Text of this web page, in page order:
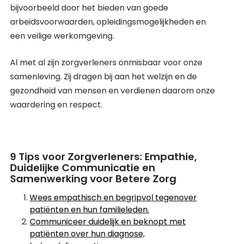
bijvoorbeeld door het bieden van goede
arbeidsvoorwaarden, opleidingsmogelijkheden en
een veilige werkomgeving.
Al met al zijn zorgverleners onmisbaar voor onze
samenleving. Zij dragen bij aan het welzijn en de
gezondheid van mensen en verdienen daarom onze
waardering en respect.
9 Tips voor Zorgverleners: Empathie,
Duidelijke Communicatie en
Samenwerking voor Betere Zorg
Wees empathisch en begripvol tegenover
patiënten en hun familieleden.
Communiceer duidelijk en beknopt met
patiënten over hun diagnose,